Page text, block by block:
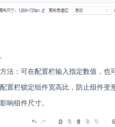
法：可在配置栏输入指定数值，也
置栏锁定组件宽高比，防止组件变
响组件尺寸。